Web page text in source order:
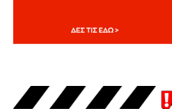
Επεξεργασίας